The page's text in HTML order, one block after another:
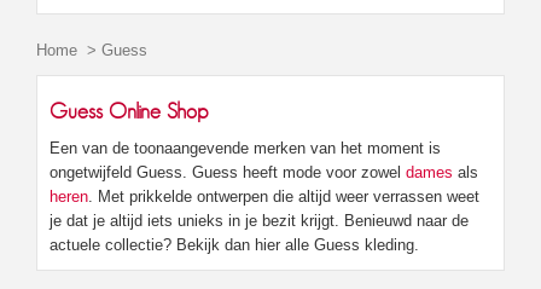
Home > Guess
Guess Online Shop
Een van de toonaangevende merken van het moment is
ongetwijfeld Guess. Guess heeft mode voor zowel dames als
heren . Met prikkelde ontwerpen die altijd weer verrassen weet
je dat je altijd iets unieks in je bezit krijgt. Benieuwd naar de
actuele collectie? Bekijk dan hier alle Guess kleding.